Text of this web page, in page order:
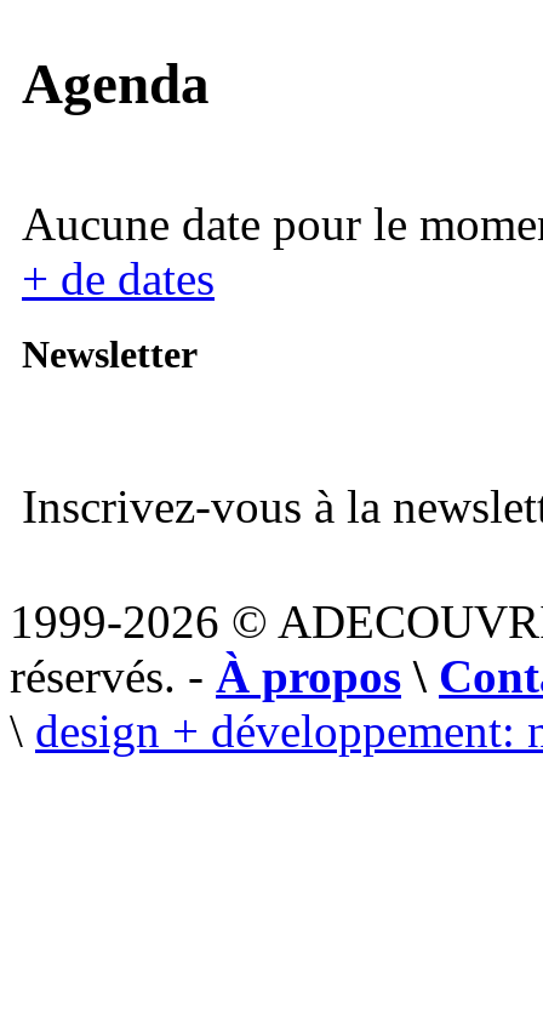
Agenda
Aucune date pour le
+ de dates
Newsletter
Inscrivez-vous à la
1999-2026 ©
réservés. - À propos \
\ design + développement: